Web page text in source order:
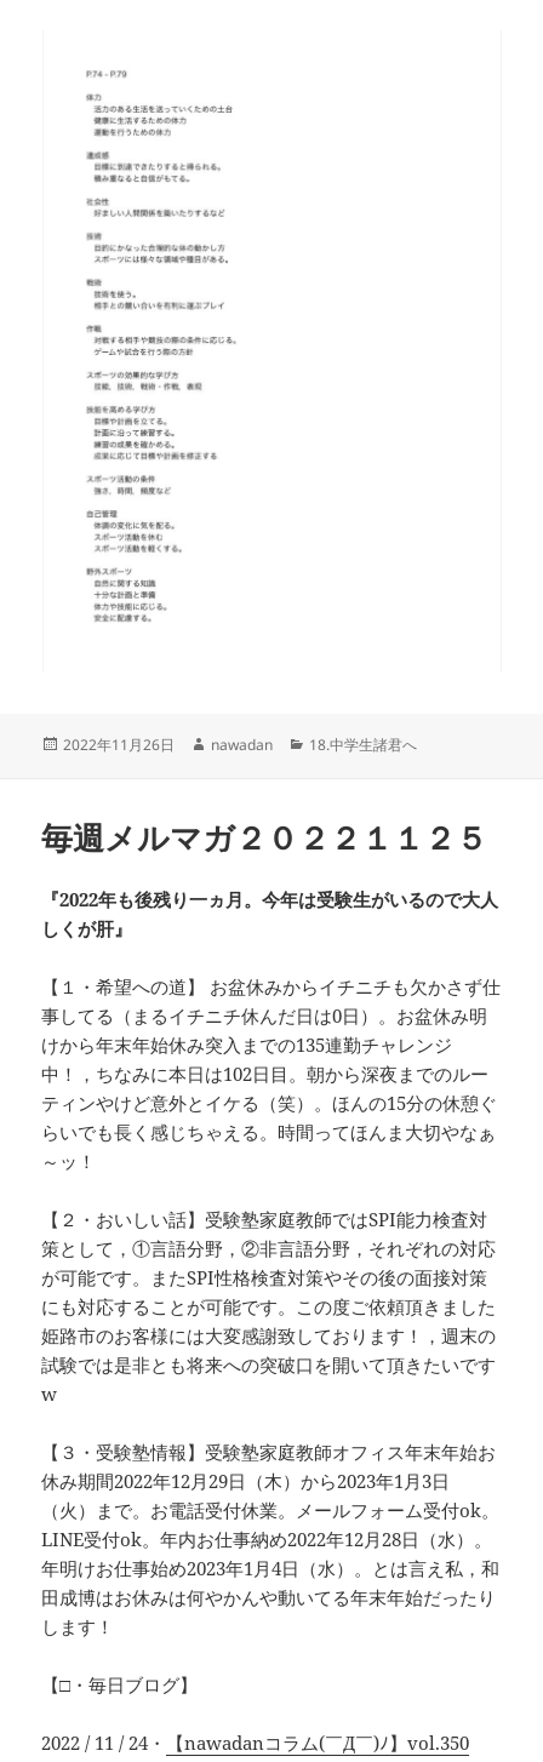
投
2022年11月26日
作
nawadan
カ
ー
18.中学生諸君へ
毎週メルマガ２０２２１１２５
『2022年も後残り一ヵ月。今年は受験生がいるので大人
しくが肝』
【１・希望への道】 お盆休みからイチニチも欠かさず仕
事してる（まるイチニチ休んだ日は0日）。お盆休み明
けから年末年始休み突入までの135連勤チャレンジ
中！，ちなみに本日は102日目。朝から深夜までのルー
ティンやけど意外とイケる（笑）。ほんの15分の休憩ぐ
らいでも長く感じちゃえる。時間ってほんま大切やなぁ
～ッ！
【２・おいしい話】受験塾家庭教師ではSPI能力検査対
策として，①言語分野，②非言語分野，それぞれの対応
が可能です。またSPI性格検査対策やその後の面接対策
にも対応することが可能です。この度ご依頼頂きました
姫路市のお客様には大変感謝致しております！，週末の
試験では是非とも将来への突破口を開いて頂きたいです
w
【３・受験塾情報】受験塾家庭教師オフィス年末年始お
休み期間2022年12月29日（木）から2023年1月3日
（火）まで。お電話受付休業。メールフォーム受付ok。
LINE受付ok。年内お仕事納め2022年12月28日（水）。
年明けお仕事始め2023年1月4日（水）。とは言え私，和
田成博はお休みは何やかんや動いてる年末年始だったり
します！
【□・毎日ブログ】
2022 / 11 / 24・ 【nawadanコラム(￣Д￣)ﾉ】vol.350